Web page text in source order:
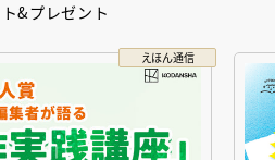
&プレゼント
えほん通信